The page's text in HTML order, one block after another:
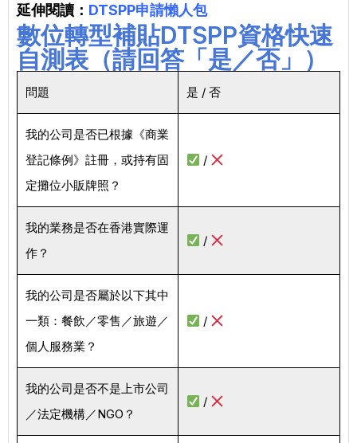
延伸閱讀： DTSPP申請懶人包
數位轉型補貼DTSPP資格快速
自測表（請回答「是／否」）
問題 是 / 否
我的公司是否已根據《商業
登記條例》註冊，或持有固
定攤位小販牌照？
/
我的業務是否在香港實際運
作？
/
我的公司是否屬於以下其中
一類：餐飲／零售／旅遊／
個人服務業？
/
我的公司是否不是上市公司
／法定機構／NGO？
/